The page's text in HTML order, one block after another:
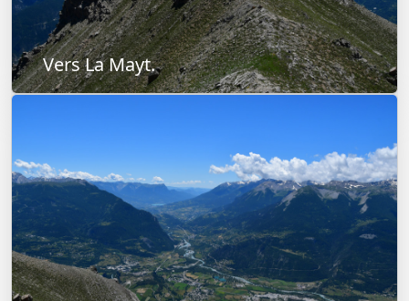
Vers La Mayt.